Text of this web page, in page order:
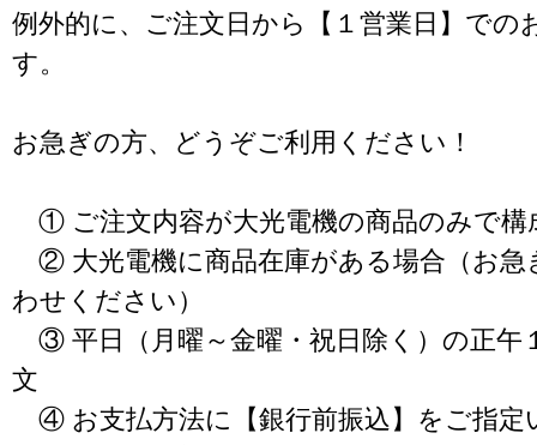
例外的に、ご注文日から【１営業日】での
す。
お急ぎの方、どうぞご利用ください！
① ご注文内容が大光電機の商品のみで構
② 大光電機に商品在庫がある場合（お急
わせください）
③ 平日（月曜～金曜・祝日除く）の正午
文
④ お支払方法に【銀行前振込】をご指定